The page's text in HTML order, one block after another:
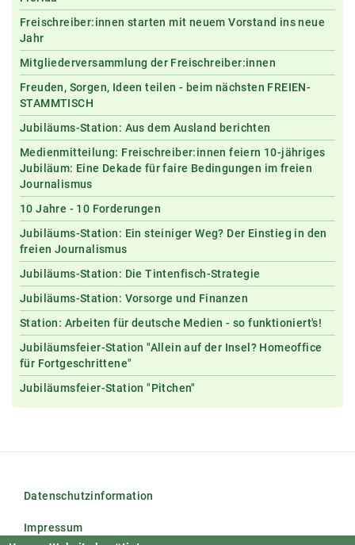
Freischreiber:innen starten mit neuem Vorstand ins neue
Jahr
Mitgliederversammlung der Freischreiber:innen
Freuden, Sorgen, Ideen teilen - beim nächsten FREIEN-
STAMMTISCH
Jubiläums-Station: Aus dem Ausland berichten
Medienmitteilung: Freischreiber:innen feiern 10-jähriges
Jubiläum: Eine Dekade für faire Bedingungen im freien
Journalismus
10 Jahre - 10 Forderungen
Jubiläums-Station: Ein steiniger Weg? Der Einstieg in den
freien Journalismus
Jubiläums-Station: Die Tintenfisch-Strategie
Jubiläums-Station: Vorsorge und Finanzen
Station: Arbeiten für deutsche Medien - so funktioniert's!
Jubiläumsfeier-Station "Allein auf der Insel? Homeoffice
für Fortgeschrittene"
Jubiläumsfeier-Station "Pitchen"
Datenschutzinformation
Impressum